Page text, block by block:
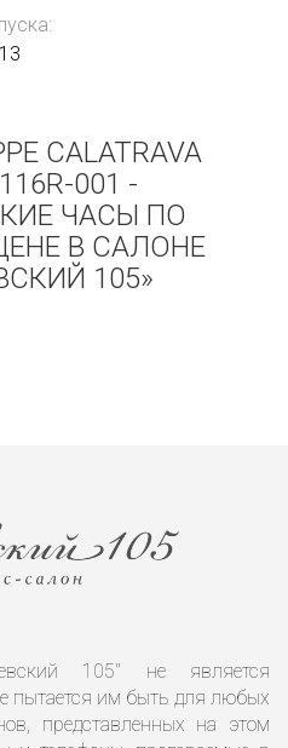
CALATRAVA
001 -
ЧАСЫ ПО
В САЛОНЕ
105»
105" не является
пытается им быть для любых
представленных на этом